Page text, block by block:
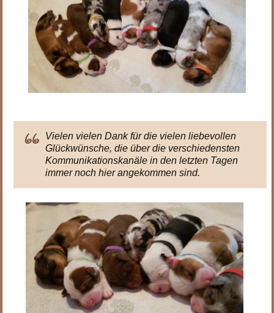
Vielen vielen Dank für die vielen liebevollen
Glückwünsche, die über die verschiedensten
Kommunikationskanäle in den letzten Tagen
immer noch hier angekommen sind.